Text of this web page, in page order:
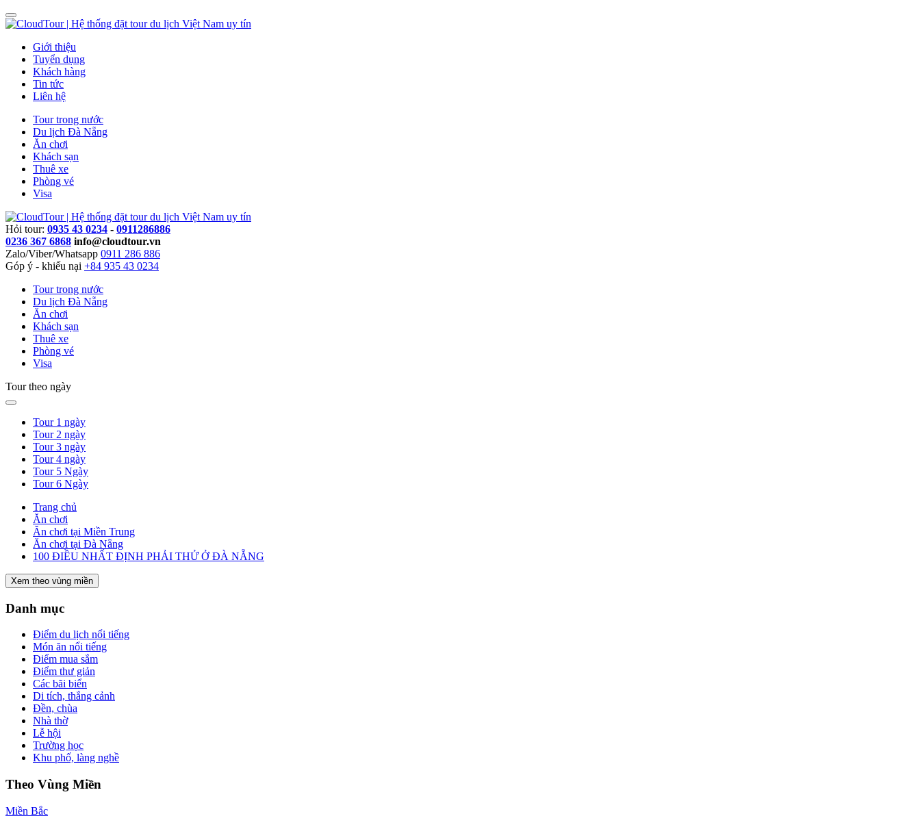
Giới thiệu
Tuyển dụng
Khách hàng
Tin tức
Liên hệ
Tour trong nước
Du lịch Đà Nẵng
Ăn chơi
Khách sạn
Thuê xe
Phòng vé
Visa
Hỏi tour: 0935 43 0234 - 0911286886
0236 367 6868 info@cloudtour.vn
Zalo/Viber/Whatsapp 0911 286 886
Góp ý - khiếu nại +84 935 43 0234
Tour trong nước
Du lịch Đà Nẵng
Ăn chơi
Khách sạn
Thuê xe
Phòng vé
Visa
Tour theo ngày
Tour 1 ngày
Tour 2 ngày
Tour 3 ngày
Tour 4 ngày
Tour 5 Ngày
Tour 6 Ngày
Trang chủ
Ăn chơi
Ăn chơi tại Miền Trung
Ăn chơi tại Đà Nẵng
100 ĐIỀU NHẤT ĐỊNH PHẢI THỬ Ở ĐÀ NẴNG
Xem theo vùng miền
Danh mục
Điểm du lịch nổi tiếng
Món ăn nổi tiếng
Điểm mua sắm
Điểm thư giản
Các bãi biển
Di tích, thắng cảnh
Đền, chùa
Nhà thờ
Lễ hội
Trường học
Khu phố, làng nghề
Theo Vùng Miền
Miền Bắc